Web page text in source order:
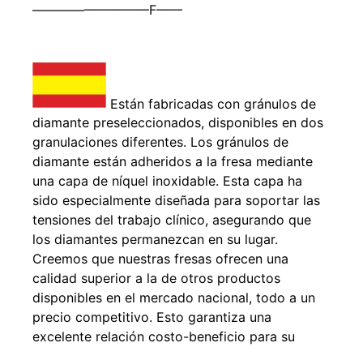
—————————F——
Están fabricadas con gránulos de
diamante preseleccionados, disponibles en dos
granulaciones diferentes. Los gránulos de
diamante están adheridos a la fresa mediante
una capa de níquel inoxidable. Esta capa ha
sido especialmente diseñada para soportar las
tensiones del trabajo clínico, asegurando que
los diamantes permanezcan en su lugar.
Creemos que nuestras fresas ofrecen una
calidad superior a la de otros productos
disponibles en el mercado nacional, todo a un
precio competitivo. Esto garantiza una
excelente relación costo-beneficio para su